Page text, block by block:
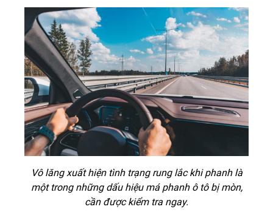
Vô lăng xuất hiện tình trạng rung lắc khi phanh là
một trong những dấu hiệu má phanh ô tô bị mòn,
cần được kiểm tra ngay.